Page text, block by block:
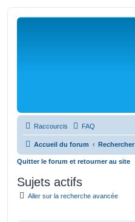
Raccourcis FAQ
Accueil du forum Rechercher
Quitter le forum et retourner au site
Sujets actifs
Aller sur la recherche avancée